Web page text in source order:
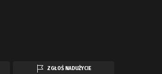
ZGŁOŚ NADUŻYCIE